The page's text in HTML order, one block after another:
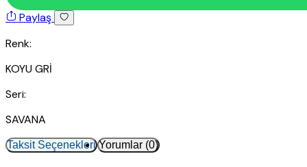
Paylaş
Renk:
KOYU GRİ
Seri:
SAVANA
Taksit Seçenekleri Yorumlar (0)